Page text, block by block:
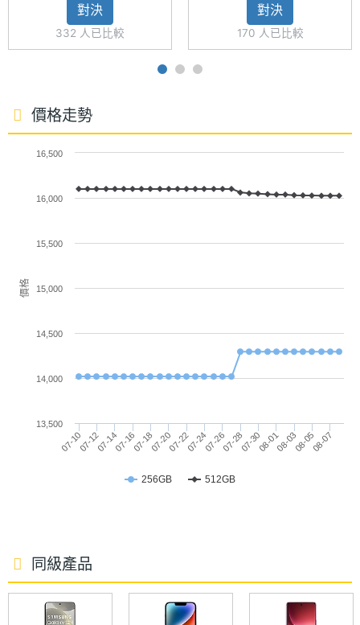
艦機能，具備 14 頻譜光譜感測器可精準偵測環境光
源，確保各種光線條件下都能呈現接近真實的色彩，
錄影上更首度支援 Dolby Vision 拍攝。前置 5,030 萬
SHARP AQUOS R10 功能特色
◎ 6.5 吋 2,340 x 1,080pixels 解析度 Pro IGZO
◎ Qualcomm Snapdragon 7+ Gen 3 八核心處理器
◎ 12GB RAM / 256GB ROM、12GB RAM / 512GB
ROM
◎ 前置 5,030 萬畫素鏡頭
◎ 側邊指紋辨識、臉部解鎖
◎ 配備 5,000mAh 電池
◎ 採用 USB Type-C 規格，支援 36W 充電速度、PD
解析度
2340x1080 pixels
度
材質
主螢幕
耐用性
主螢幕
主相機
感光元
CMOS
對決
332 人已比較
對決
170 人已比較
價格走勢
價格
256GB 512GB
07-1007-1207-1407-1607-1807-2007-2207-2407-2607-2807-3008-0108-0308-0508-07
13,500
14,000
14,500
15,000
15,500
16,000
16,500
同級產品